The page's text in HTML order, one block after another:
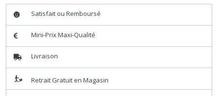
Satisfait ou Remboursé
Mini-Prix Maxi-Qualité
Livraison
Retrait Gratuit en Magasin